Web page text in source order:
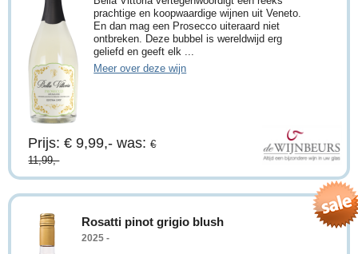
prachtige en koopwaardige wijnen uit Veneto.
En dan mag een Prosecco uiteraard niet
ontbreken. Deze bubbel is wereldwijd erg
geliefd en geeft elk ...
Meer over deze wijn
Prijs: € 9,99,-was:€
11,99,-
Rosatti pinot grigio blush
2025 -